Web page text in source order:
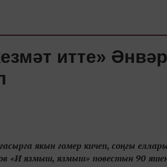
итте»
якын гомер кичеп, соңгы
«И язмыш, язмыш» повестын 90